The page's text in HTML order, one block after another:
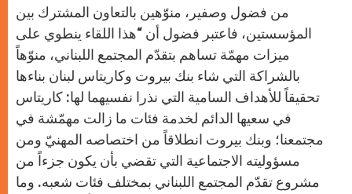
من فضول وصفير، منوّهين بالتعاون المشترك بين
المؤسستين، فاعتبر فضول أن “هذا اللقاء ينطوي على
ميزات مهمّة تساهم بتقدّم المجتمع اللبناني، منوّهاً
بالشراكة التي شاء بنك بيروت وكاريتاس لبنان بناءها
تحقيقاً للأهداف السامية التي نذرا نفسيهما لها: كاريتاس
في سعيها الدائم لخدمة فئات ما زالت مهمّشة في
مجتمعنا؛ وبنك بيروت انطلاقاً من اختصاصه المهنيّ ومن
مسؤوليته الاجتماعية التي تقضي بأن يكون جزءاً من
مشروع تقدّم المجتمع اللبناني بمختلف فئات شعبه. وما